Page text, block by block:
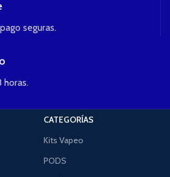
seguras.
horas.
CATEGORÍAS
Kits Vapeo
PODS